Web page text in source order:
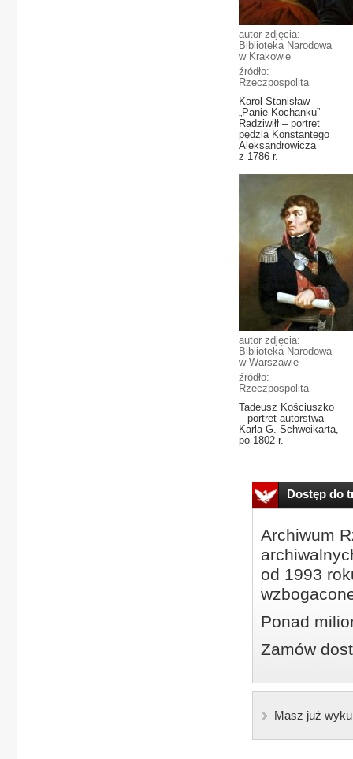
autor zdjęcia:
Biblioteka Narodowa
w Krakowie
źródło:
Rzeczpospolita
Karol Stanisław
„Panie Kochanku”
Radziwiłł – portret
pędzla Konstantego
Aleksandrowicza
z 1786 r.
autor zdjęcia:
Biblioteka Narodowa
w Warszawie
źródło:
Rzeczpospolita
Tadeusz Kościuszko
– portret autorstwa
Karla G. Schweikarta,
po 1802 r.
Dostęp do
Archiwum
od 1993
Ponad
Zamów
Masz już